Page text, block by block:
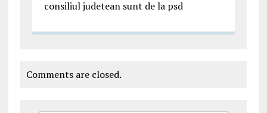
consiliul judetean sunt de la psd
Comments are closed.